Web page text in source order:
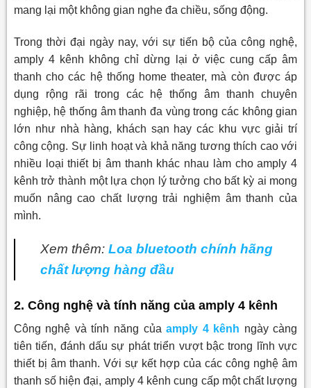
mang lại một không gian nghe đa chiều, sống động.
Trong thời đại ngày nay, với sự tiến bộ của công nghệ,
amply 4 kênh không chỉ dừng lại ở việc cung cấp âm
thanh cho các hệ thống home theater, mà còn được áp
dụng rộng rãi trong các hệ thống âm thanh chuyên
nghiệp, hệ thống âm thanh đa vùng trong các không gian
lớn như nhà hàng, khách sạn hay các khu vực giải trí
công cộng. Sự linh hoạt và khả năng tương thích cao với
nhiều loại thiết bị âm thanh khác nhau làm cho amply 4
kênh trở thành một lựa chọn lý tưởng cho bất kỳ ai mong
muốn nâng cao chất lượng trải nghiệm âm thanh của
mình.
Xem thêm: Loa bluetooth chính hãng
chất lượng hàng đầu
2. Công nghệ và tính năng của amply 4 kênh
Công nghệ và tính năng củaamply 4 kênh ngày càng
tiên tiến, đánh dấu sự phát triển vượt bậc trong lĩnh vực
thiết bị âm thanh. Với sự kết hợp của các công nghệ âm
thanh số hiện đại, amply 4 kênh cung cấp một chất lượng